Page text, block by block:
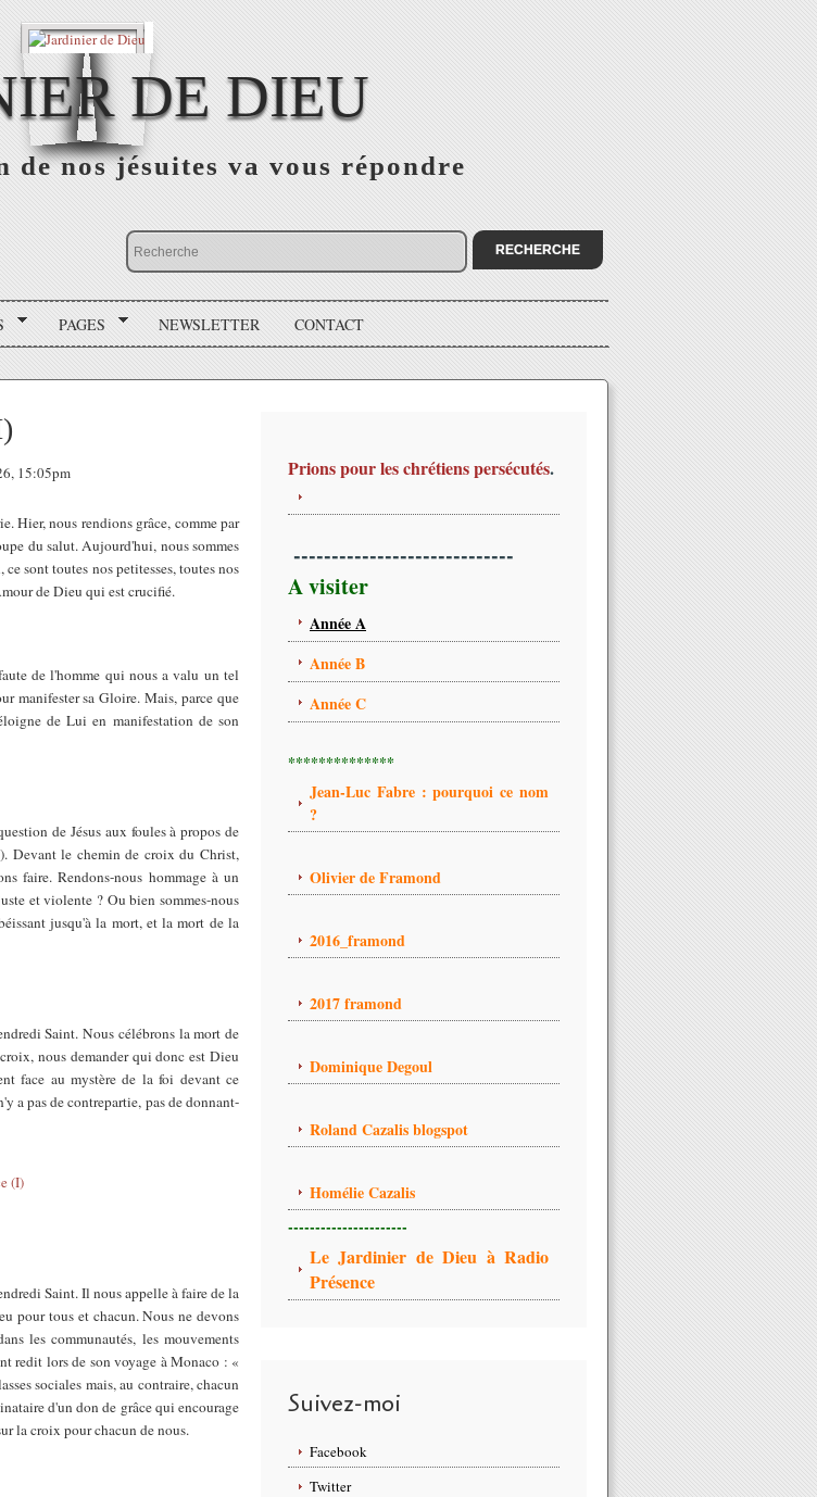
DE DIEU
de nos jésuites va vous répondre
PAGES NEWSLETTER CONTACT
15:05pm
Hier, nous rendions grâce, comme par
du salut. Aujourd'hui, nous sommes
sont toutes nos petitesses, toutes nos
de Dieu qui est crucifié.
de l'homme qui nous a valu un tel
manifester sa Gloire. Mais, parce que
de Lui en manifestation de son
de Jésus aux foules à propos de
Devant le chemin de croix du Christ,
faire. Rendons-nous hommage à un
et violente ? Ou bien sommes-nous
jusqu'à la mort, et la mort de la
Saint. Nous célébrons la mort de
nous demander qui donc est Dieu
face au mystère de la foi devant ce
a pas de contrepartie, pas de donnant-
Saint. Il nous appelle à faire de la
pour tous et chacun. Nous ne devons
les communautés, les mouvements
redit lors de son voyage à Monaco : «
sociales mais, au contraire, chacun
d'un don de grâce qui encourage
la croix pour chacun de nous.
Prions pour les chrétiens persécutés.
-----------------------------
A visiter
Année A
Année B
Année C
**************
Jean-Luc Fabre : pourquoi ce nom
?
Olivier de Framond
2016_framond
2017 framond
Dominique Degoul
Roland Cazalis blogspot
Homélie Cazalis
----------------------
Le Jardinier de Dieu à Radio
Présence
Suivez-moi
Facebook
Twitter